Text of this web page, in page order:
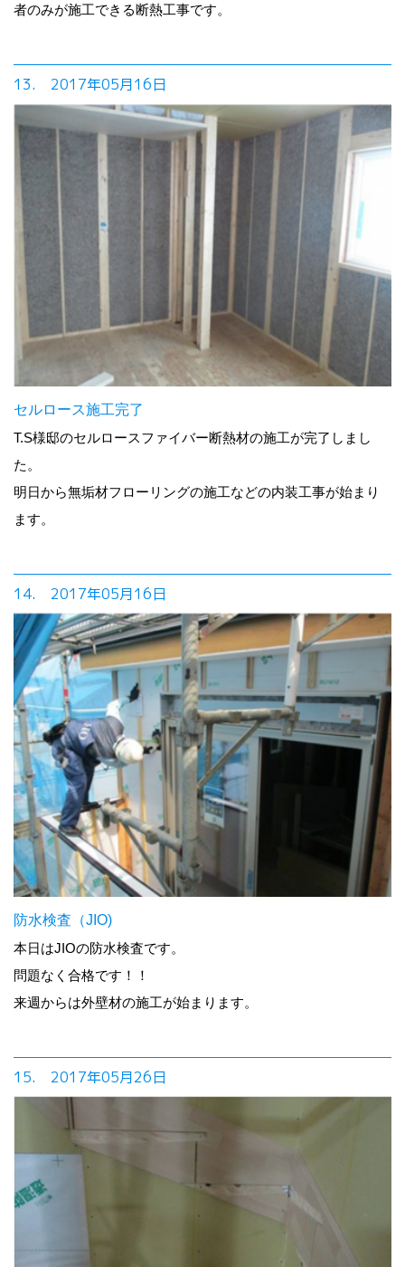
者のみが施工できる断熱工事です。
13. 2017年05月16日
セルロース施工完了
T.S様邸のセルロースファイバー断熱材の施工が完了しまし
た。
明日から無垢材フローリングの施工などの内装工事が始まり
ます。
14. 2017年05月16日
防水検査（JIO)
本日はJIOの防水検査です。
問題なく合格です！！
来週からは外壁材の施工が始まります。
15. 2017年05月26日